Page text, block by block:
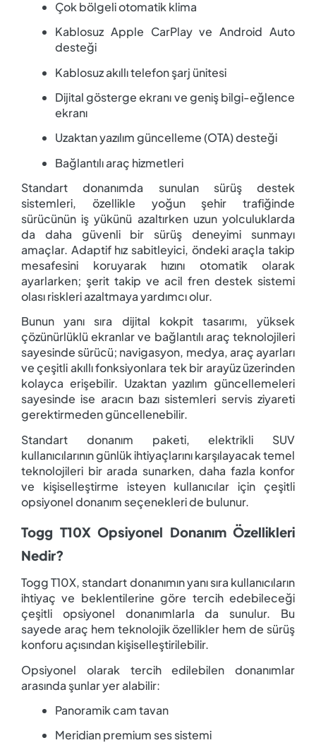
Çok bölgeli otomatik klima
Kablosuz Apple CarPlay ve Android Auto
desteği
Kablosuz akıllı telefon şarj ünitesi
Dijital gösterge ekranı ve geniş bilgi-eğlence
ekranı
Uzaktan yazılım güncelleme (OTA) desteği
Bağlantılı araç hizmetleri
Standart donanımda sunulan sürüş destek
sistemleri, özellikle yoğun şehir trafiğinde
sürücünün iş yükünü azaltırken uzun yolculuklarda
da daha güvenli bir sürüş deneyimi sunmayı
amaçlar. Adaptif hız sabitleyici, öndeki araçla takip
mesafesini koruyarak hızını otomatik olarak
ayarlarken; şerit takip ve acil fren destek sistemi
olası riskleri azaltmaya yardımcı olur.
Bunun yanı sıra dijital kokpit tasarımı, yüksek
çözünürlüklü ekranlar ve bağlantılı araç teknolojileri
sayesinde sürücü; navigasyon, medya, araç ayarları
ve çeşitli akıllı fonksiyonlara tek bir arayüz üzerinden
kolayca erişebilir. Uzaktan yazılım güncellemeleri
sayesinde ise aracın bazı sistemleri servis ziyareti
gerektirmeden güncellenebilir.
Standart donanım paketi, elektrikli SUV
kullanıcılarının günlük ihtiyaçlarını karşılayacak temel
teknolojileri bir arada sunarken, daha fazla konfor
ve kişiselleştirme isteyen kullanıcılar için çeşitli
opsiyonel donanım seçenekleri de bulunur.
Togg T10X Opsiyonel Donanım Özellikleri
Nedir?
Togg T10X, standart donanımın yanı sıra kullanıcıların
ihtiyaç ve beklentilerine göre tercih edebileceği
çeşitli opsiyonel donanımlarla da sunulur. Bu
sayede araç hem teknolojik özellikler hem de sürüş
konforu açısından kişiselleştirilebilir.
Opsiyonel olarak tercih edilebilen donanımlar
arasında şunlar yer alabilir:
Panoramik cam tavan
Meridian premium ses sistemi